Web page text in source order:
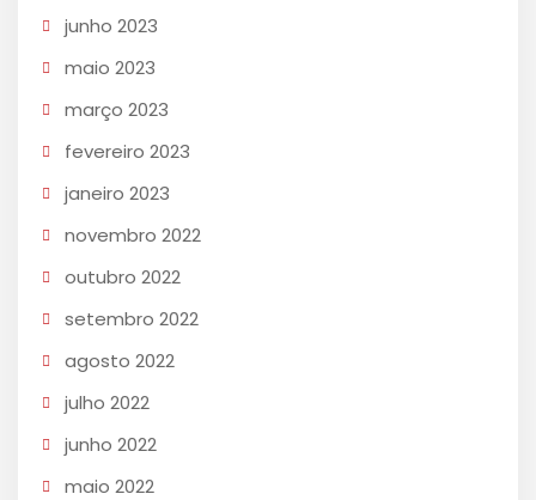
junho 2023
maio 2023
março 2023
fevereiro 2023
janeiro 2023
novembro 2022
outubro 2022
setembro 2022
agosto 2022
julho 2022
junho 2022
maio 2022